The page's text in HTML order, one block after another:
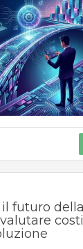
futuro della